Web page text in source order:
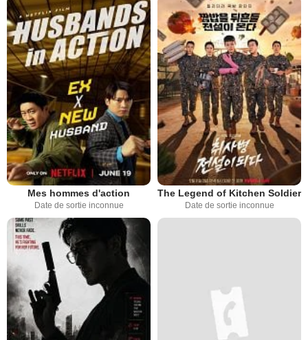
Mes hommes d'action
Date de sortie inconnue
The Legend of Kitchen Soldier
Date de sortie inconnue